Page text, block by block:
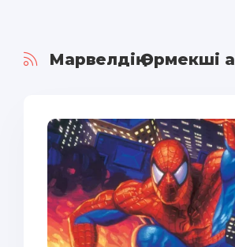
Марвелдің Өрмекші адамы